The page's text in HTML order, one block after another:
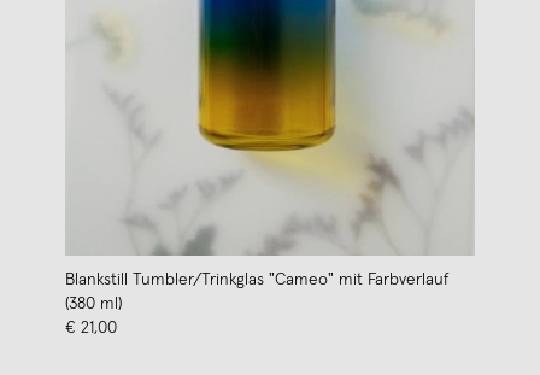
Blankstill Tumbler/Trinkglas "Cameo" mit Farbverlauf
(380 ml)
€ 21,00